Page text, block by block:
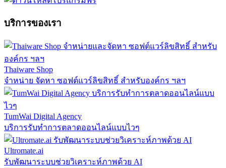
บริการของเรา
Thaiware Shop
จำหน่าย จัดหา ซอฟต์แวร์ลิขสิทธิ์ สำหรับองค์กร ฯลฯ
TumWai Digital Agency
บริการรับทำการตลาดออนไลน์แบบไวๆ
Ultromate.ai
รับพัฒนาระบบช่วยวิเคราะห์ภาพด้วย AI